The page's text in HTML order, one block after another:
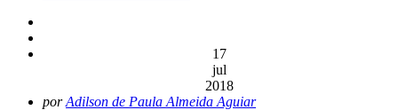
17
jul
2018
porAdilson de Paula Almeida Aguiar